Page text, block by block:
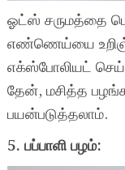
ஓட்ஸ் சருமத்தை
எண்ணெய்யை
எக்ஸ்போலியட்
தேன், மசித்த
பயன்படுத்தலாம்.
5. பப்பாளி பழம்: